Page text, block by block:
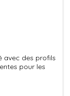
avec des profils
pour les
et les